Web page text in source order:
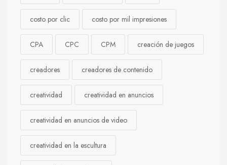
costo por clic costo por mil impresiones
CPA CPC CPM creación de juegos
creadores creadores de contenido
creatividad creatividad en anuncios
creatividad en anuncios de video
creatividad en la escultura